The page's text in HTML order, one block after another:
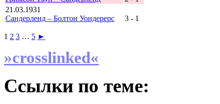
21.03.1931
Сандерленд – Болтон Уондерерс
3 - 1
1 2 3 … 5 ►
»crosslinked«
Ссылки по теме: